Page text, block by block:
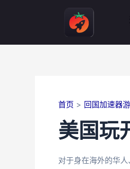
首页 回国加速器
美国玩
对于身在海外的华